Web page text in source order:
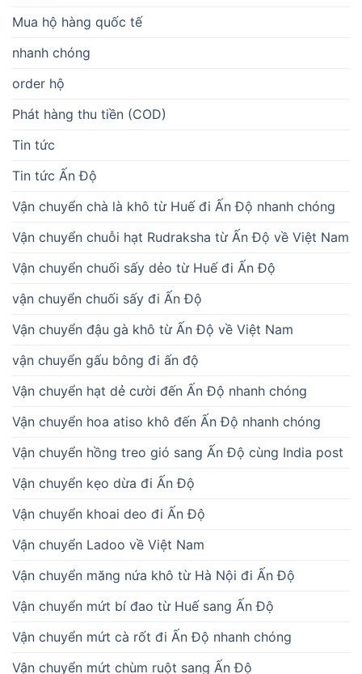
Mua hộ hàng quốc tế
nhanh chóng
order hộ
Phát hàng thu tiền (COD)
Tin tức
Tin tức Ấn Độ
Vận chuyển chà là khô từ Huế đi Ấn Độ nhanh chóng
Vận chuyển chuỗi hạt Rudraksha từ Ấn Độ về Việt Nam
Vận chuyển chuối sấy dẻo từ Huế đi Ấn Độ
vận chuyển chuối sấy đi Ấn Độ
Vận chuyển đậu gà khô từ Ấn Độ về Việt Nam
vận chuyển gấu bông đi ấn độ
Vận chuyển hạt dẻ cười đến Ấn Độ nhanh chóng
Vận chuyển hoa atiso khô đến Ấn Độ nhanh chóng
Vận chuyển hồng treo gió sang Ấn Độ cùng India post
Vận chuyển kẹo dừa đi Ấn Độ
Vận chuyển khoai deo đi Ấn Độ
Vận chuyển Ladoo về Việt Nam
Vận chuyển măng nứa khô từ Hà Nội đi Ấn Độ
Vận chuyển mứt bí đao từ Huế sang Ấn Độ
Vận chuyển mứt cà rốt đi Ấn Độ nhanh chóng
Vận chuyển mứt chùm ruột sang Ấn Độ